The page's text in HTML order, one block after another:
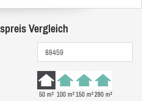
Vergleich
50 m² 100 m²150 m²280 m²